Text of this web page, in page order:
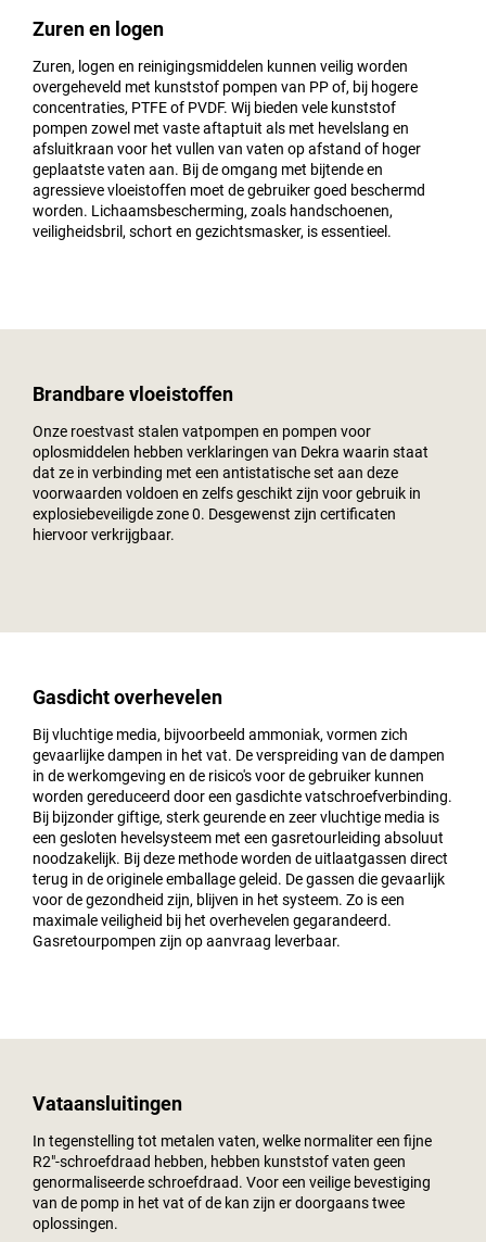
Zuren en logen
Zuren, logen en reinigingsmiddelen kunnen veilig worden
overgeheveld met kunststof pompen van PP of, bij hogere
concentraties, PTFE of PVDF. Wij bieden vele kunststof
pompen zowel met vaste aftaptuit als met hevelslang en
afsluitkraan voor het vullen van vaten op afstand of hoger
geplaatste vaten aan. Bij de omgang met bijtende en
agressieve vloeistoffen moet de gebruiker goed beschermd
worden. Lichaamsbescherming, zoals handschoenen,
veiligheidsbril, schort en gezichtsmasker, is essentieel.
Brandbare vloeistoffen
Onze roestvast stalen vatpompen en pompen voor
oplosmiddelen hebben verklaringen van Dekra waarin staat
dat ze in verbinding met een antistatische set aan deze
voorwaarden voldoen en zelfs geschikt zijn voor gebruik in
explosiebeveiligde zone 0. Desgewenst zijn certificaten
hiervoor verkrijgbaar.
Gasdicht overhevelen
Bij vluchtige media, bijvoorbeeld ammoniak, vormen zich
gevaarlijke dampen in het vat. De verspreiding van de dampen
in de werkomgeving en de risico's voor de gebruiker kunnen
worden gereduceerd door een gasdichte vatschroefverbinding.
Bij bijzonder giftige, sterk geurende en zeer vluchtige media is
een gesloten hevelsysteem met een gasretourleiding absoluut
noodzakelijk. Bij deze methode worden de uitlaatgassen direct
terug in de originele emballage geleid. De gassen die gevaarlijk
voor de gezondheid zijn, blijven in het systeem. Zo is een
maximale veiligheid bij het overhevelen gegarandeerd.
Gasretourpompen zijn op aanvraag leverbaar.
Vataansluitingen
In tegenstelling tot metalen vaten, welke normaliter een fijne
R2"-schroefdraad hebben, hebben kunststof vaten geen
genormaliseerde schroefdraad. Voor een veilige bevestiging
van de pomp in het vat of de kan zijn er doorgaans twee
oplossingen.